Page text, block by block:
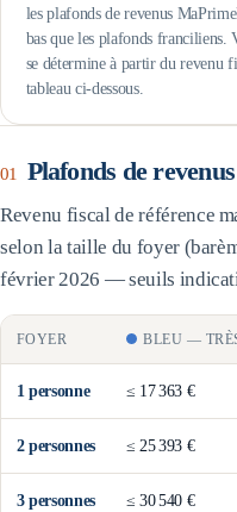
les plafonds de revenus
bas que les plafonds franciliens.
se détermine à partir du
tableau ci-dessous.
01 Plafonds de
Revenu fiscal de référence
selon la taille du foyer
février 2026 — seuils
FOYER BLEU —
1 personne ≤ 17 363 €
2personnes ≤ 25 393 €
3personnes ≤30 540 €